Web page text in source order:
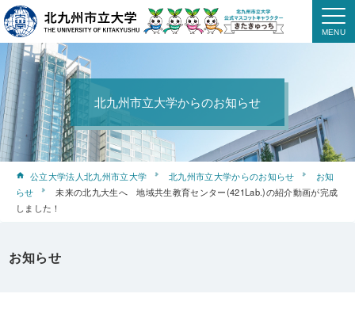
北九州市立大学からのお知らせ
公立大学法人北九州市立大学 北九州市立大学からのお知らせ
お知
らせ
未来の北九大生へ 地域共生教育センター(421Lab.)の紹介動画が完成
しました！
お知らせ